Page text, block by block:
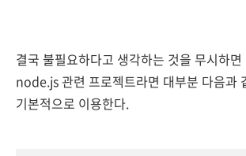
결국 불필요하다고 생각하는 것을 무시하면
node.js 관련 프로젝트라면 대부분 다음과
기본적으로 이용한다.